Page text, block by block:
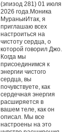
(эпизод 281) 01 июля
2026 года.Моника
МураньиИтак, я
приглашаю всех
настроиться на
чистоту сердца, о
которой говорил Джо.
Когда мы
присоединимся к
энергии чистого
сердца, вы
почувствуете, как
сердечная энергия
расширяется в
вашем теле, как он
описал. Мы все
настроены на это